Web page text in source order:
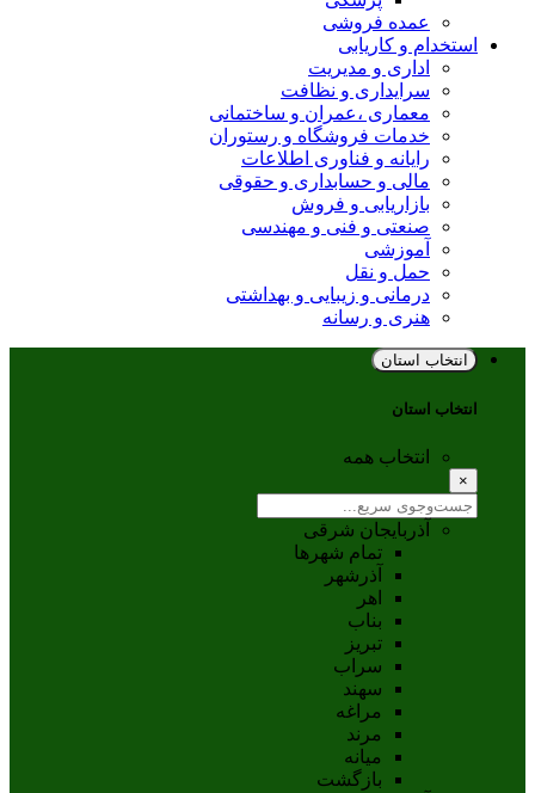
عمده فروشی
استخدام و کاریابی
اداری و مدیریت
سرایداری و نظافت
معماری ،عمران و ساختمانی
خدمات فروشگاه و رستوران
رایانه و فناوری اطلاعات
مالی و حسابداری و حقوقی
بازاریابی و فروش
صنعتی و فنی و مهندسی
آموزشی
حمل و نقل
درمانی و زیبایی و بهداشتی
هنری و رسانه
انتخاب استان
انتخاب استان
انتخاب همه
×
آذربایجان شرقی
تمام شهر‌ها
آذرشهر
اهر
بناب
تبريز
سراب
سهند
مراغه
مرند
ميانه
بازگشت